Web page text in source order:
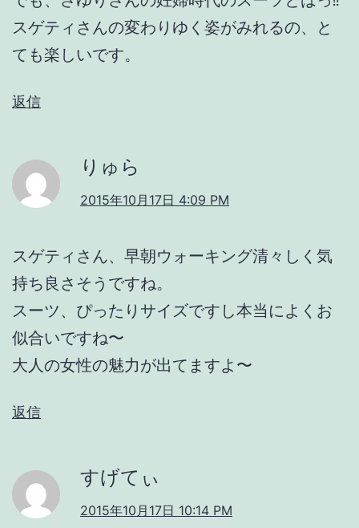
スゲティさんの変わりゆく姿がみれるの、と
ても楽しいです。
返信
りゅら
2015年10月17日 4:09 PM
スゲティさん、早朝ウォーキング清々しく気
持ち良さそうですね。
スーツ、ぴったりサイズですし本当によくお
似合いですね〜
大人の女性の魅力が出てますよ〜
返信
すげてぃ
2015年10月17日 10:14 PM